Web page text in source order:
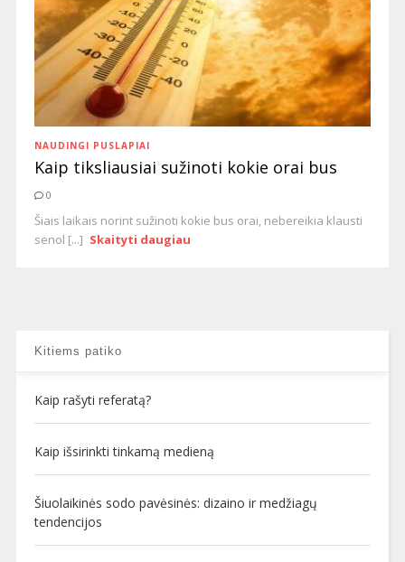
NAUDINGI PUSLAPIAI
Kaip tiksliausiai sužinoti kokie orai bus
0
Šiais laikais norint sužinoti kokie bus orai, nebereikia klausti
senol [...] Skaityti daugiau
Kitiems patiko
Kaip rašyti referatą?
Kaip išsirinkti tinkamą medieną
Šiuolaikinės sodo pavėsinės: dizaino ir medžiagų
tendencijos